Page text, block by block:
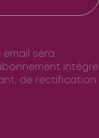
email sera
intégré
de rectification